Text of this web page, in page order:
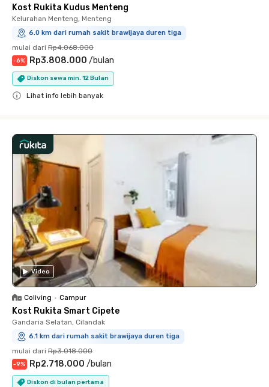
Kost Rukita Kudus Menteng
Kelurahan Menteng, Menteng
6.0 km dari rumah sakit brawijaya duren tiga
mulai dari Rp4.068.000
-6% Rp3.808.000 /bulan
Diskon sewa min. 12 Bulan
Lihat info lebih banyak
Video
Coliving • Campur
Kost Rukita Smart Cipete
Gandaria Selatan, Cilandak
6.1 km dari rumah sakit brawijaya duren tiga
mulai dari Rp3.018.000
-9% Rp2.718.000 /bulan
Diskon di bulan pertama